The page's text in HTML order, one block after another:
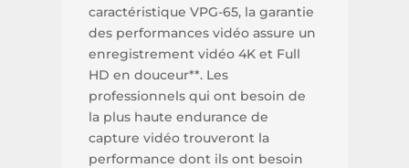
caractéristique VPG-65, la garantie
des performances vidéo assure un
enregistrement vidéo 4K et Full
HD en douceur**. Les
professionnels qui ont besoin de
la plus haute endurance de
capture vidéo trouveront la
performance dont ils ont besoin